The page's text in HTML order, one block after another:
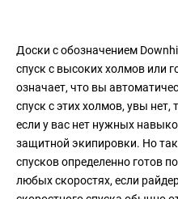
Доски с обозначением
спуск с высоких холмов или
означает, что вы
спуск с этих холмов, увы нет,
если у вас нет нужных
защитной экипировки. Но
спусков определенно готов
любых скоростях, если